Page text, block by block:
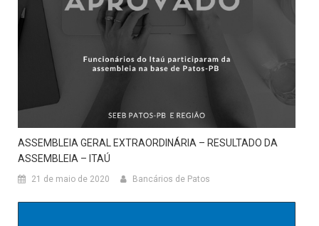
ASSEMBLEIA GERAL EXTRAORDINÁRIA – RESULTADO DA
ASSEMBLEIA – ITAÚ
21 de maio de 2020 Bancários de Patos